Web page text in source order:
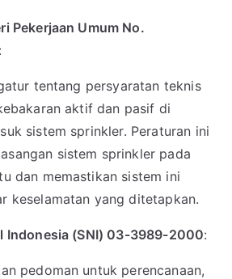
Pekerjaan Umum No.
:
tentang persyaratan teknis
aktif dan pasif di
sistem sprinkler. Peraturan ini
sistem sprinkler pada
dan memastikan sistem ini
keselamatan yang ditetapkan.
Indonesia (SNI) 03-3989-2000:
pedoman untuk perencanaan,